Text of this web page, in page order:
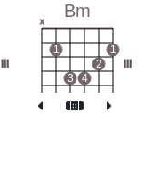
Bm
x
1
3 4
2
1